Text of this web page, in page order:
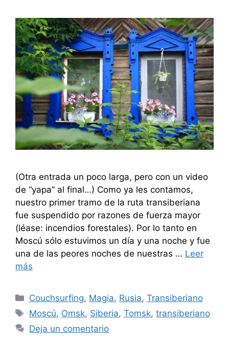
(Otra entrada un poco larga, pero con un video
de “yapa” al final…) Como ya les contamos,
nuestro primer tramo de la ruta transiberiana
fue suspendido por razones de fuerza mayor
(léase: incendios forestales). Por lo tanto en
Moscú sólo estuvimos un día y una noche y fue
una de las peores noches de nuestras … Leer
más
Categorías
Couchsurfing, Magia, Rusia,Transiberiano
Etiquetas
Moscú, Omsk, Siberia,Tomsk,transiberiano
Deja un comentario